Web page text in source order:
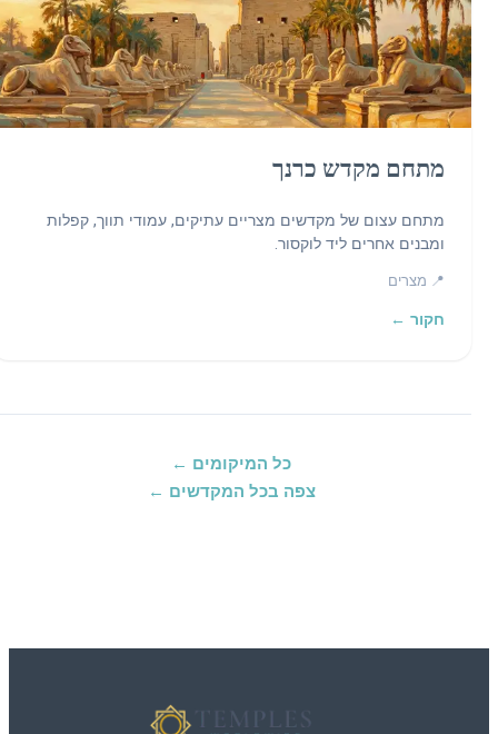
מתחם מקדש כרנך
מתחם עצום של מקדשים מצריים עתיקים, עמודי תווך, קפלות
ומבנים אחרים ליד לוקסור.
📍 מצרים
חקור ←
כל המיקומים ←
צפה בכל המקדשים ←